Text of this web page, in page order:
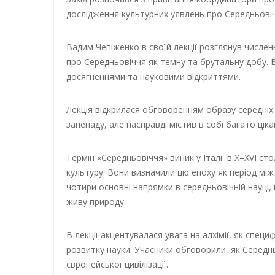
дослідження культурних уявлень про
Вадим Чепіженко в своїй лекції розглянув
про Середньовіччя як темну та брутальну добу.
досягненнями та науковими відкриттями.
Лекція відкрилася обговоренням образу
занепаду, але насправді містив в собі багато
Термін «Середньовіччя» виник у Італії в X–XVI
культуру. Вони визначили цю епоху як період
чотири основні напрямки в середньовічній
живу природу.
В лекції акцентувалася увага на алхімії, як
розвитку науки. Учасники обговорили, як
європейської цивілізації.